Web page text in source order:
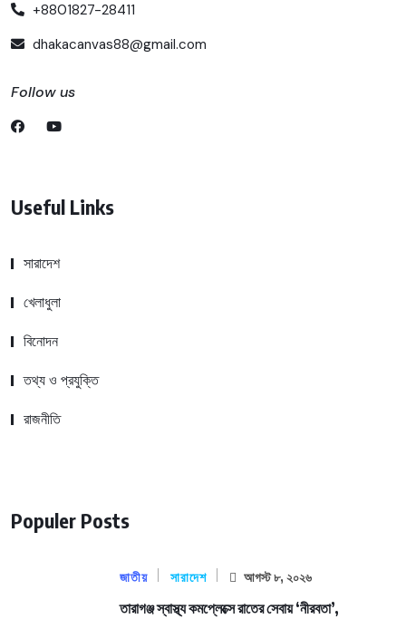
+8801827-28411
dhakacanvas88@gmail.com
Follow us
Useful Links
সারাদেশ
খেলাধুলা
বিনোদন
তথ্য ও প্রযুক্তি
রাজনীতি
Populer Posts
জাতীয় সারাদেশ আগস্ট ৮, ২০২৬
তারাগঞ্জ স্বাস্থ্য কমপ্লেক্সে রাতের সেবায় ‘নীরবতা’,